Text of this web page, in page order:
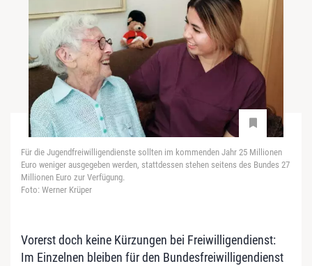
Für die Jugendfreiwilligendienste sollten im kommenden Jahr 25 Millionen
Euro weniger ausgegeben werden, stattdessen stehen seitens des Bundes 27
Millionen Euro zur Verfügung.
Foto: Werner Krüper
Vorerst doch keine Kürzungen bei Freiwilligendienst:
Im Einzelnen bleiben für den Bundesfreiwilligendienst